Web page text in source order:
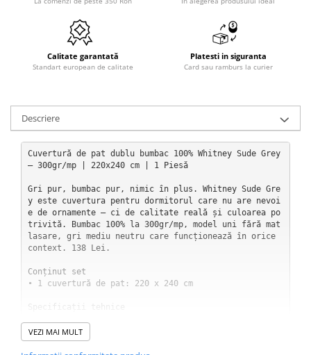
Calitate garantată
Standart european de calitate
Platesti in siguranta
Card sau ramburs la curier
Descriere
Cuvertură de pat dublu bumbac 100% Whitney Sude Grey
— 300gr/mp | 220x240 cm | 1 Piesă
Gri pur, bumbac pur, nimic în plus. Whitney Sude Gre
y este cuvertura pentru dormitorul care nu are nevoi
e de ornamente — ci de calitate reală și culoarea po
trivită. Bumbac 100% la 300gr/mp, model uni fără mat
lasare, gri mediu neutru care funcționează în orice
context. 138 Lei.
Conținut set
• 1 cuvertură de pat: 220 x 240 cm
Specificații tehnice
• Densitate: 300 gr/mp
• Greutate totală: 1,65 kg
VEZI MAI MULT